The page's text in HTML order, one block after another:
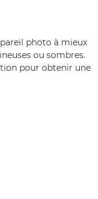
photo à mieux
ou sombres.
pour obtenir une